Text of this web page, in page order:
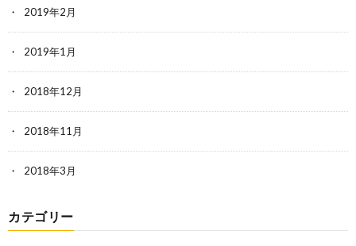
2019年2月
2019年1月
2018年12月
2018年11月
2018年3月
カテゴリー